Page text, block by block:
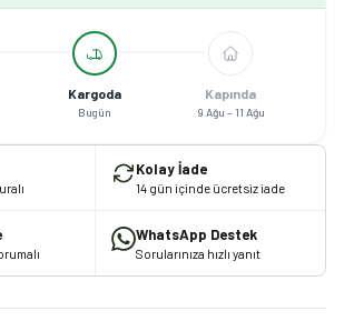
Kargoda
Bugün
Kapında
9 Ağu – 11 Ağu
Kolay İade
14 gün içinde ücretsiz iade
WhatsApp Destek
Sorularınıza hızlı yanıt